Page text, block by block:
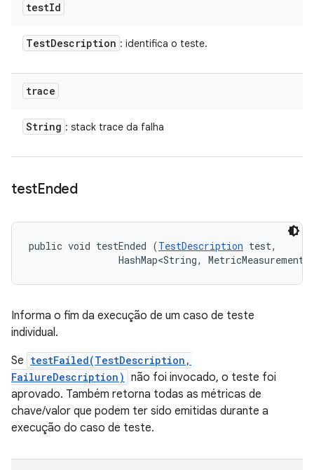
testId
TestDescription : identifica o teste.
trace
String : stack trace da falha
testEnded
public void testEnded (TestDescription test,
HashMap<String,
Informa o fim da execução de um caso de teste
individual.
Se testFailed(TestDescription,
FailureDescription) não foi invocado, o teste foi
aprovado. Também retorna todas as métricas de
chave/valor que podem ter sido emitidas durante a
execução do caso de teste.